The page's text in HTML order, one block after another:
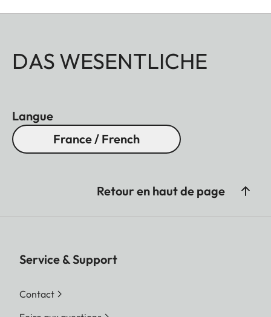
DAS WESENTLICHE
Langue
France / French
Retour en haut de page
Service & Support
Contact